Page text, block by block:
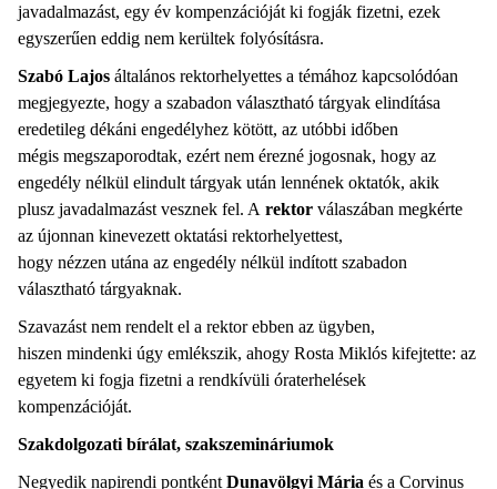
javadalmazást, egy év kompenzációját ki fogják fizetni, ezek
egyszerűen eddig nem kerültek folyósításra.
Szabó Lajos általános rektorhelyettes a témához kapcsolódóan
megjegyezte, hogy a szabadon választható tárgyak elindítása
eredetileg dékáni engedélyhez kötött, az utóbbi időben
mégis megszaporodtak, ezért nem érezné jogosnak, hogy az
engedély nélkül elindult tárgyak után lennének oktatók, akik
plusz javadalmazást vesznek fel. A rektor válaszában megkérte
az újonnan kinevezett oktatási rektorhelyettest,
hogy nézzen utána az engedély nélkül indított szabadon
választható tárgyaknak.
Szavazást nem rendelt el a rektor ebben az ügyben,
hiszen mindenki úgy emlékszik, ahogy Rosta Miklós kifejtette: az
egyetem ki fogja fizetni a rendkívüli óraterhelések
kompenzációját.
Szakdolgozati bírálat, szakszemináriumok
Negyedik napirendi pontként Dunavölgyi Mária és a Corvinus